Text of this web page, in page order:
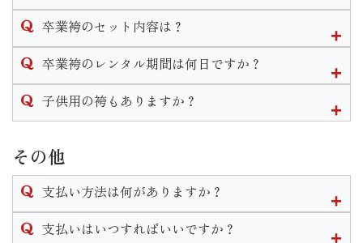
イクの予約は受け付けておりませんのでご自身でして頂きま
す様お願い致します。
※衣装完全持ち込みでのお支度予約はご遠慮いただいており
卒業袴は単品でのレンタルも行なっております。２尺袖や訪
問着、袴のみのレンタルは可能です。
ん。
※振袖関連の衣装は単品レンタルは行っておりません。
卒業袴のセット内容は？
卒業袴は２尺袖(着物)と袴をお好きな組み合わせで選べます。
２尺袖・袴・襦袢・重ね衿・袴下帯・草履・巾着・肌着・着
物
◆袴をレンタル→袴下帯・草履
がセットで付いてきます。
単品でも巾着のレンタルは可能ですのでお申し付けくださ
い。
卒業袴のレンタル期間は何日ですか？
袴のレンタル期間は最長で1週間となります。
子供用の袴もありますか？
小学校卒業用の衣装の取り扱いはございません。
その他
支払い方法は何がありますか？
現金かクレジットカードでのお支払いとなります。
支払いはいつすればいいですか？